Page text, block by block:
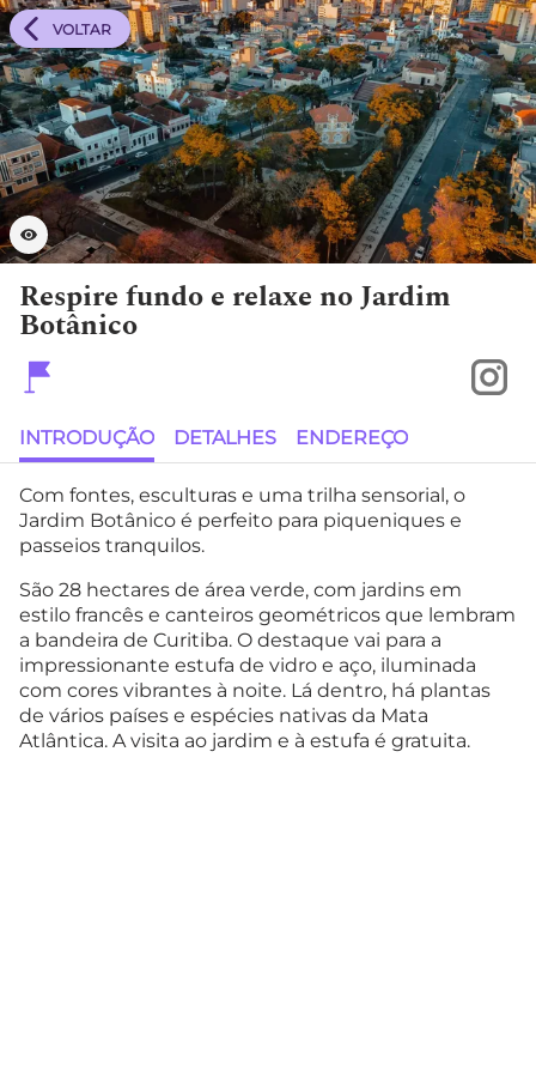
VOLTAR
Respire fundo e relaxe no Jardim
Botânico
INTRODUÇÃO DETALHES ENDEREÇO
Com fontes, esculturas e uma trilha sensorial, o
Jardim Botânico é perfeito para piqueniques e
passeios tranquilos.
São 28 hectares de área verde, com jardins em
estilo francês e canteiros geométricos que lembram
a bandeira de Curitiba. O destaque vai para a
impressionante estufa de vidro e aço, iluminada
com cores vibrantes à noite. Lá dentro, há plantas
de vários países e espécies nativas da Mata
Atlântica. A visita ao jardim e à estufa é gratuita.